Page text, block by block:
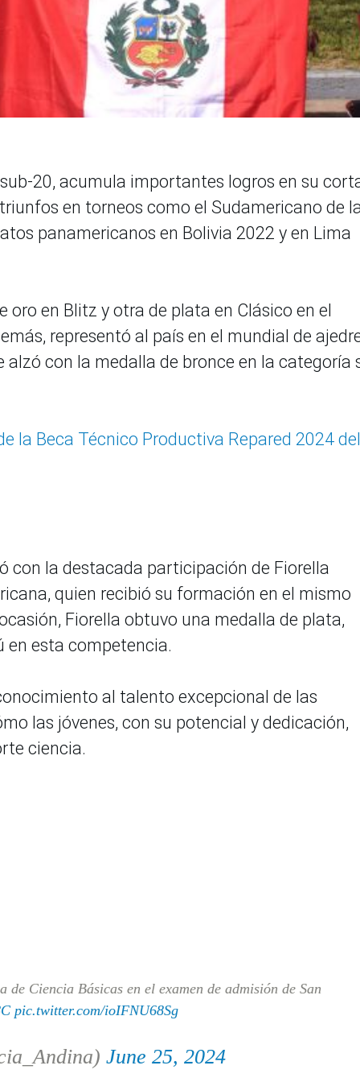
20, acumula importantes logros en su
en torneos como el Sudamericano de
panamericanos en Bolivia 2022 y en Lima
en Blitz y otra de plata en Clásico en el
representó al país en el mundial de
alzó con la medalla de bronce en la categoría
la Beca Técnico Productiva Repared 2024 del
con la destacada participación de Fiorella
quien recibió su formación en el mismo
Fiorella obtuvo una medalla de plata,
en esta competencia.
al talento excepcional de las
las jóvenes, con su potencial y dedicación,
ciencia.
de Ciencia Básicas en el examen de admisión de San
pic.twitter.com/ioIFNU68Sg
June 25, 2024